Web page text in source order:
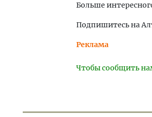
Больше
Подпишитесь на
Реклама
Чтобы сообщить